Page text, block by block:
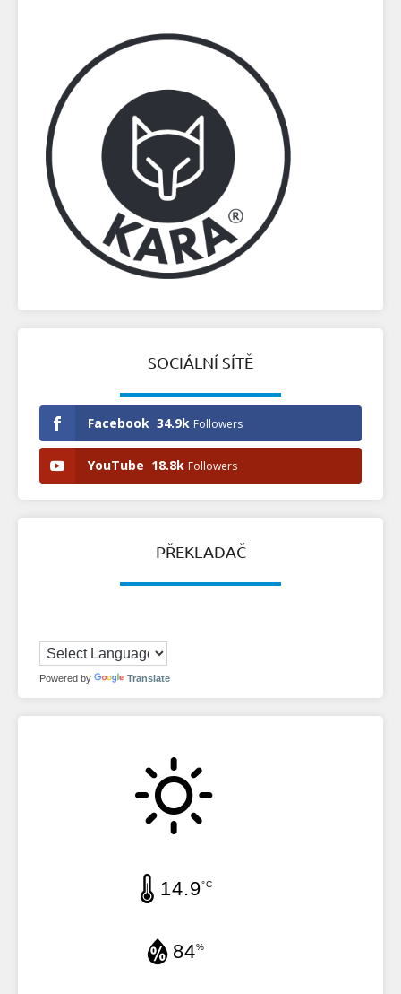
SOCIÁLNÍ SÍTĚ
Facebook 34.9k Followers
YouTube 18.8k Followers
PŘEKLADAČ
Powered by Translate
14.9°C
84%